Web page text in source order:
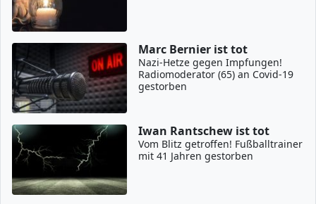
Marc Bernier ist tot
Nazi-Hetze gegen Impfungen!
Radiomoderator (65) an Covid-19
gestorben
Iwan Rantschew ist tot
Vom Blitz getroffen! Fußballtrainer
mit 41 Jahren gestorben